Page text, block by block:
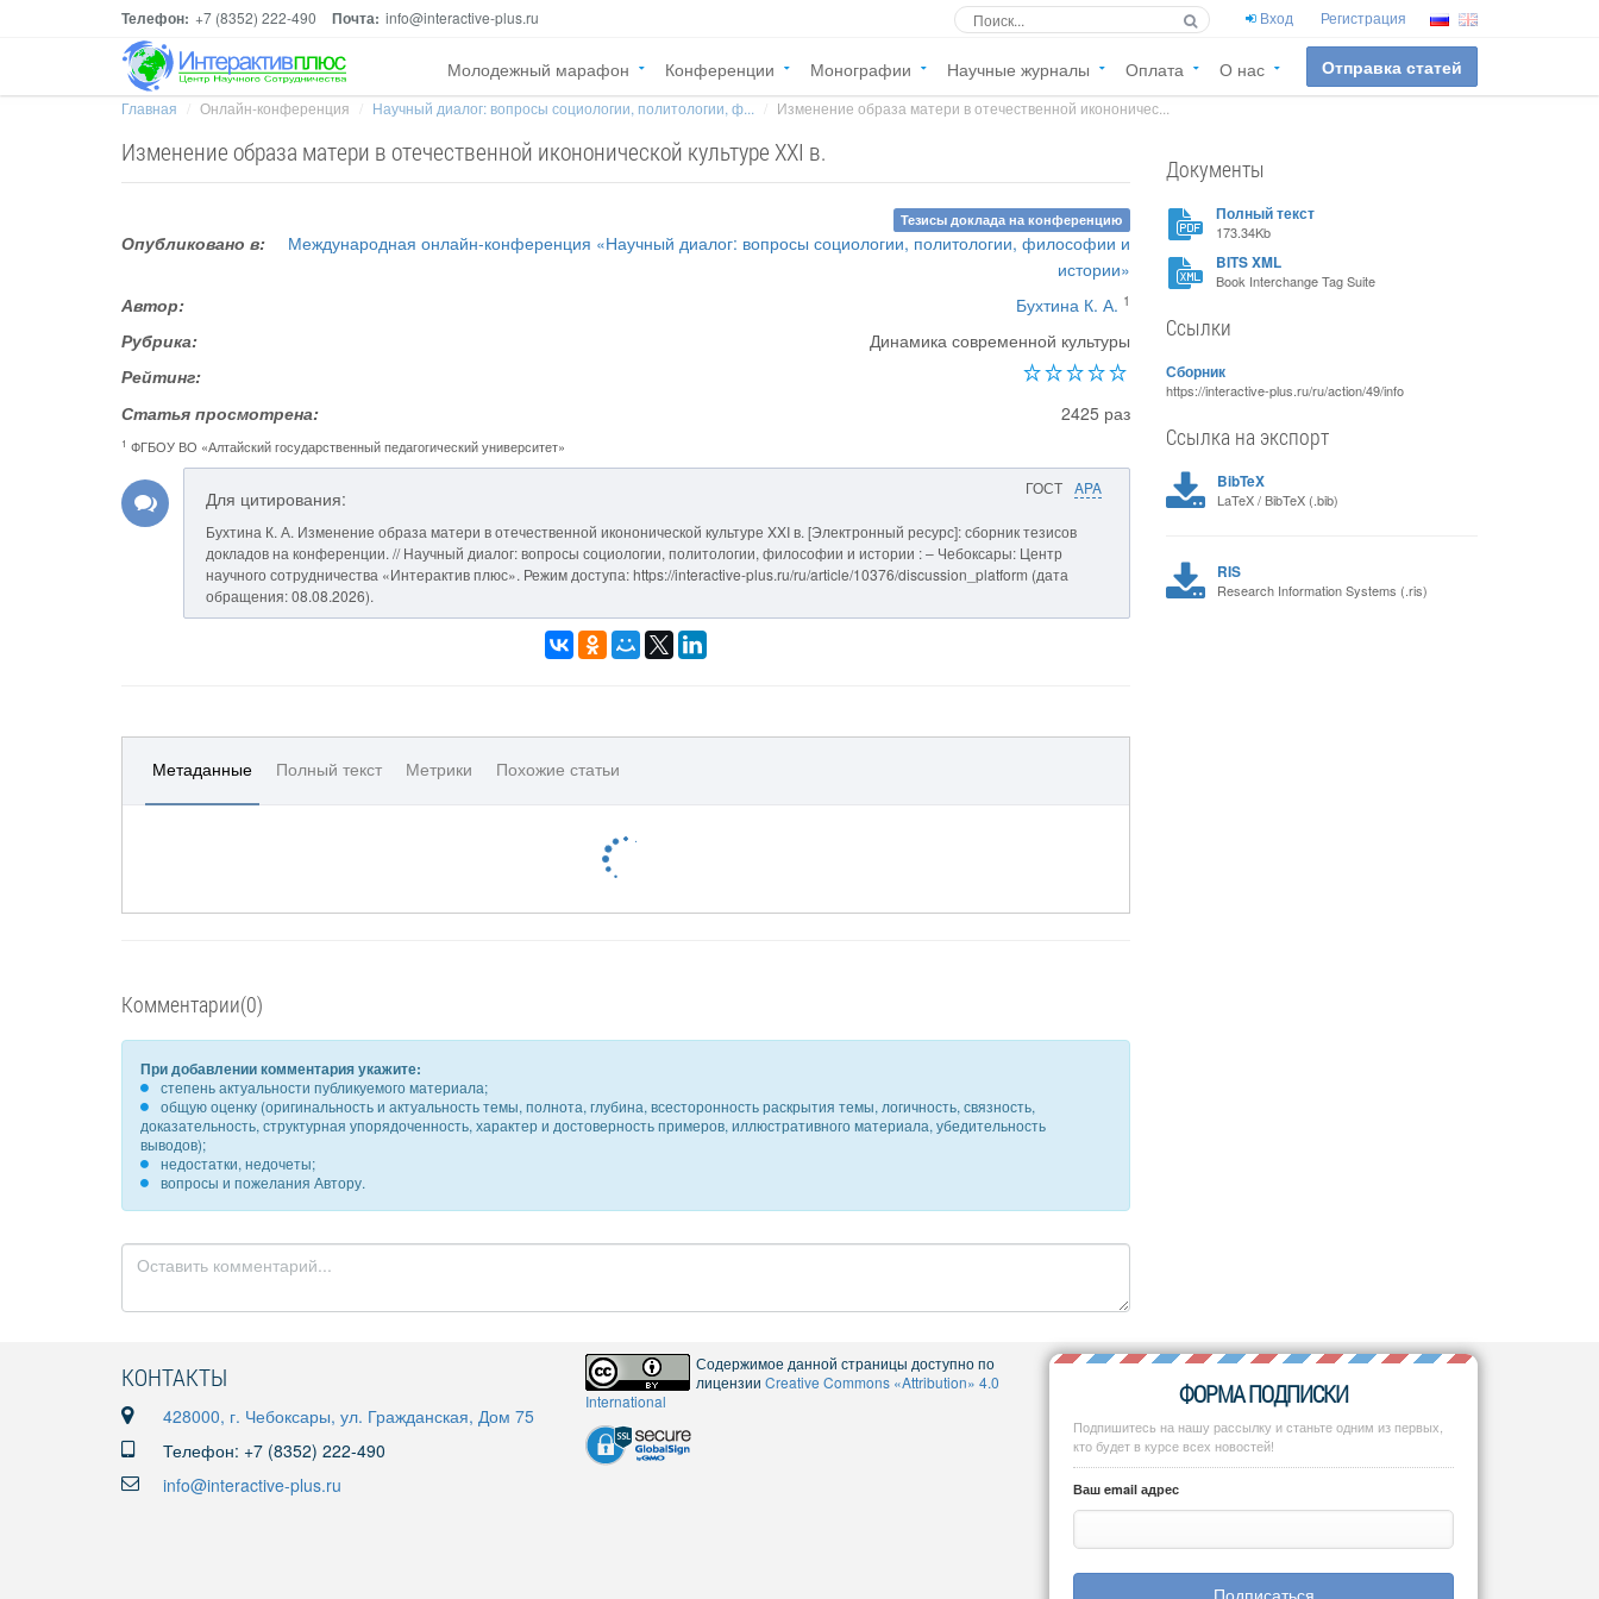
Телефон: +7 (8352) 222-490 Почта: info@interactive-plus.ru Вход Регистрация
Молодежный марафон Конференции Монографии Научные журналы Оплата О нас Отправка статей
Главная Онлайн-конференция Научный диалог: вопросы социологии, политологии, ф... Изменение образа матери в отечественной икононичес...
Изменение образа матери в отечественной икононической культуре XXI в.
Тезисы доклада на конференцию
Опубликовано в:
Международная онлайн-конференция «Научный диалог: вопросы социологии, политологии, философии и
истории»
Автор:
Бухтина К. А. 1
Рубрика:
Динамика современной культуры
Рейтинг:
Статья просмотрена:
2425 раз
1 ФГБОУ ВО «Алтайский государственный педагогический университет»
ГОСТ APA
Для цитирования:
Бухтина К. А. Изменение образа матери в отечественной икононической культуре XXI в. [Электронный ресурс]: сборник тезисов
докладов на конференции. // Научный диалог: вопросы социологии, политологии, философии и истории : – Чебоксары: Центр
научного сотрудничества «Интерактив плюс». Режим доступа: https://interactive-plus.ru/ru/article/10376/discussion_platform (дата
обращения: 08.08.2026).
Метаданные Полный текст Метрики Похожие статьи
Комментарии(0)
При добавлении комментария укажите:
степень актуальности публикуемого материала;
общую оценку (оригинальность и актуальность темы, полнота, глубина, всесторонность раскрытия темы, логичность, связность,
доказательность, структурная упорядоченность, характер и достоверность примеров, иллюстративного материала, убедительность
выводов);
недостатки, недочеты;
вопросы и пожелания Автору.
Документы
Полный текст
173.34Kb
BITS XML
Book Interchange Tag Suite
Ссылки
Сборник
https://interactive-plus.ru/ru/action/49/info
Ссылка на экспорт
BibTeX
LaTeX / BibTeX (.bib)
RIS
Research Information Systems (.ris)
КОНТАКТЫ
428000, г. Чебоксары, ул. Гражданская, Дом 75
Телефон: +7 (8352) 222-490
info@interactive-plus.ru
Содержимое данной страницы доступно по
лицензии Creative Commons «Attribution» 4.0
International
ФОРМА ПОДПИСКИ
Подпишитесь на нашу рассылку и станьте одним из первых,
кто будет в курсе всех новостей!
Ваш email адрес
Подписаться